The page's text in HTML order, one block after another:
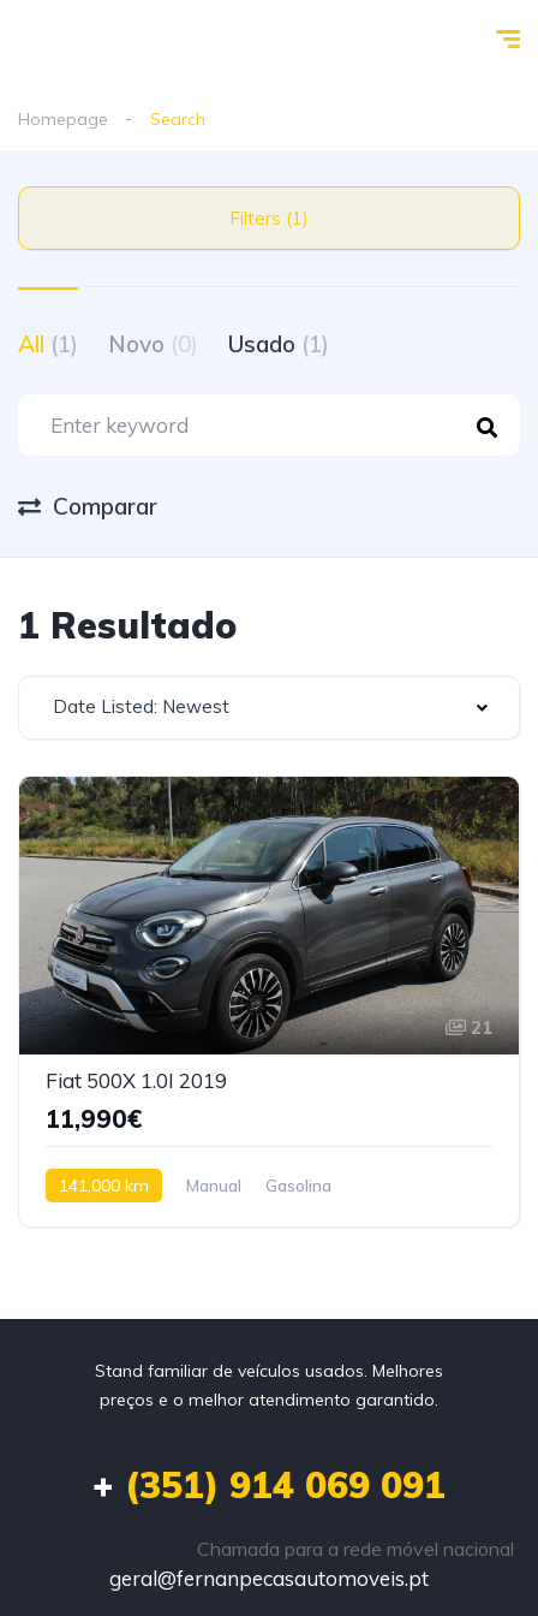
Homepage Search
Filters (1)
All (1) Novo (0) Usado (1)
Comparar
1 Resultado
Date Listed: Newest
21
Fiat 500X 1.0I 2019
11,990€
141,000 km Manual
Gasolina
Stand familiar de veículos usados. Melhores
preços e o melhor atendimento garantido.
+ (351) 914 069 091
Chamada para a rede móvel nacional
geral@fernanpecasautomoveis.pt